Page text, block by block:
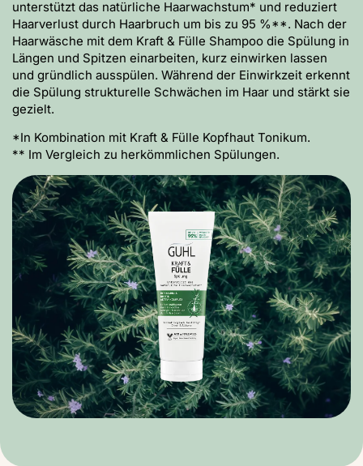
unterstützt das natürliche Haarwachstum* und reduziert
Haarverlust durch Haarbruch um bis zu 95 %**. Nach der
Haarwäsche mit dem Kraft & Fülle Shampoo die Spülung in
Längen und Spitzen einarbeiten, kurz einwirken lassen
und gründlich ausspülen. Während der Einwirkzeit erkennt
die Spülung strukturelle Schwächen im Haar und stärkt sie
gezielt.
*In Kombination mit Kraft & Fülle Kopfhaut Tonikum.
** Im Vergleich zu herkömmlichen Spülungen.